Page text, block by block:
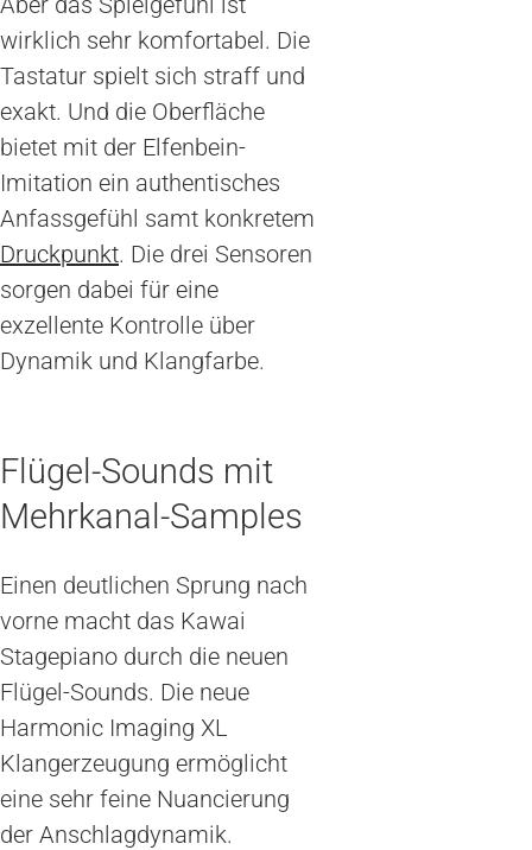
wirklich sehr komfortabel. Die
Tastatur spielt sich straff und
exakt. Und die Oberfläche
bietet mit der Elfenbein-
Imitation ein authentisches
Anfassgefühl samt konkretem
Druckpunkt. Die drei Sensoren
sorgen dabei für eine
exzellente Kontrolle über
Dynamik und Klangfarbe.
Flügel-Sounds mit
Mehrkanal-Samples
Einen deutlichen Sprung nach
vorne macht das Kawai
Stagepiano durch die neuen
Flügel-Sounds. Die neue
Harmonic Imaging XL
Klangerzeugung ermöglicht
eine sehr feine Nuancierung
der Anschlagdynamik.